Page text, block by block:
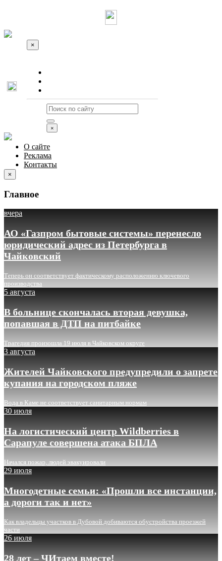
×
×
О сайте
Реклама
Контакты
×
Главное
вчера
АО «Газпром бытовые системы» перенесло
юридический адрес из Петербурга в
Чайковский
Теперь он соответствует фактическому расположению ключевого
производства
5 августа
В больнице скончалась вторая девушка,
попавшая в ДТП на питбайке
Трагедия произошла 19 июля в Чайковском округе
3 августа
Жителей Чайковского предупредили о запрете
купания на городском пляже
Вода в Каме не соответствует санитарным нормам
30 июля
На логистический центр Wildberries в
Сарапуле совершена атака БПЛА
Начался пожар, людей эвакуировали
29 июля
Многодетные семьи: «Прошли все инстанции,
а дороги так и нет»
Как владельцы участков в Дубовой добиваются обустройства проезжей
части
26 июля
28 лет – ЧИтаем вместе!